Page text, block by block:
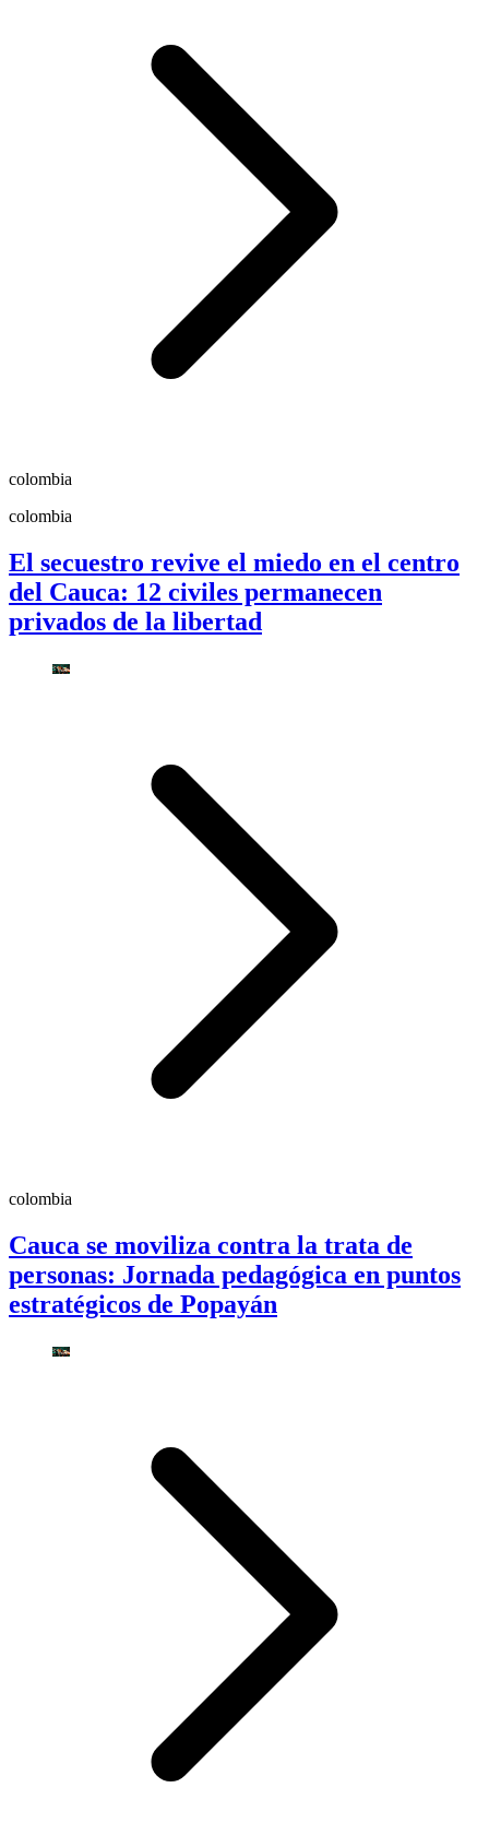
colombia
colombia
El secuestro revive el miedo en el centro
del Cauca: 12 civiles permanecen
privados de la libertad
colombia
Cauca se moviliza contra la trata de
personas: Jornada pedagógica en puntos
estratégicos de Popayán